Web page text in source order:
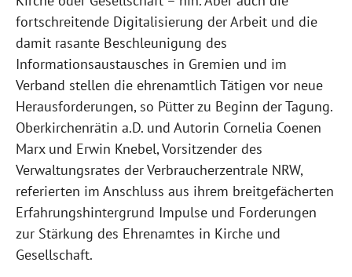
fortschreitende Digitalisierung der Arbeit und die
damit rasante Beschleunigung des
Informationsaustausches in Gremien und im
Verband stellen die ehrenamtlich Tätigen vor neue
Herausforderungen, so Pütter zu Beginn der Tagung.
Oberkirchenrätin a.D. und Autorin Cornelia Coenen
Marx und Erwin Knebel, Vorsitzender des
Verwaltungsrates der Verbraucherzentrale NRW,
referierten im Anschluss aus ihrem breitgefächerten
Erfahrungshintergrund Impulse und Forderungen
zur Stärkung des Ehrenamtes in Kirche und
Gesellschaft.